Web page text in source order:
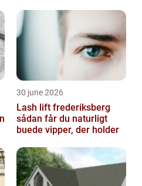
30 june 2026
Lash lift frederiksberg
sådan får du naturligt
buede vipper, der holder